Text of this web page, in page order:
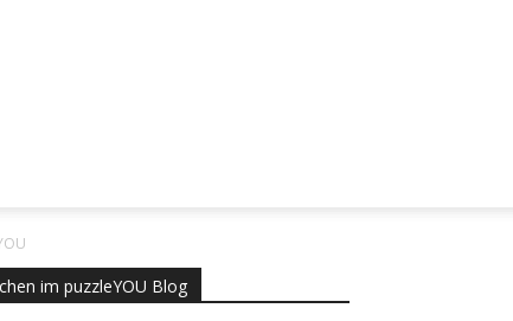
im puzzleYOU Blog